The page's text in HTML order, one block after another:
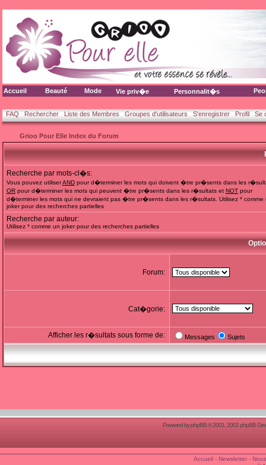
Accueil Beauté Mode Vie priv�e Personnalit�s
FAQ Rechercher Liste des Membres Groupes d'utilisateurs S'enregistrer Profil Se
Grioo Pour Elle Index du Forum
Recherche par mots-cl�s:
Vous pouvez utiliserAND pour d�terminer les mots qui doivent �tre pr�sents dans les
OR pour d�terminer les mots qui peuvent �tre pr�sents dans les r�sultats et NOT pour
d�terminer les mots qui ne devraient pas �tre pr�sents dans les r�sultats. Utilisez * comme
joker pour des recherches partielles
Recherche par auteur:
Utilisez * comme un joker pour des recherches partielles
Forum:
Cat�gorie:
Afficher les r�sultats sous forme de: Messages Sujets
Powered byphpBB© 2001, 2002 phpBB
Accueil- Newsletter-